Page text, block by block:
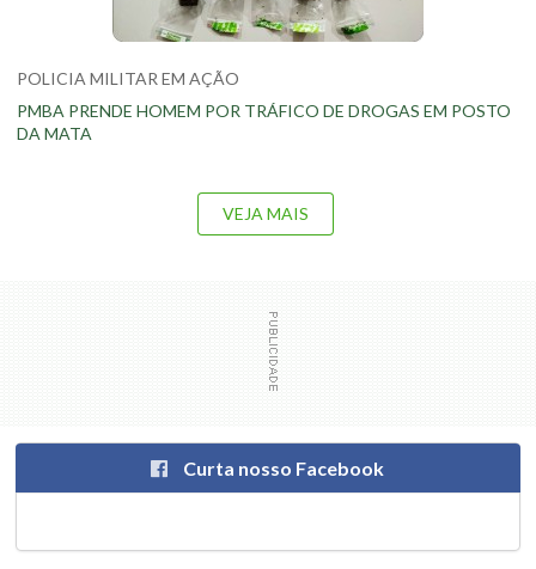
POLICIA MILITAR EM AÇÃO
PMBA PRENDE HOMEM POR TRÁFICO DE DROGAS EM POSTO
DA MATA
VEJA MAIS
Curta nosso Facebook